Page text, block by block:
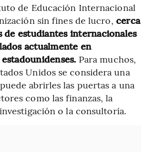
de Educación Internacional
sin fines de lucro, cerca
de estudiantes internacionales
actualmente en
Para muchos,
Unidos se considera una
abrirles las puertas a una
como las finanzas, la
o la consultoría.